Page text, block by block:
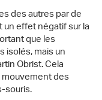
des autres par de
effet négatif sur la
que les
mais un
Obrist. Cela
des
souris.